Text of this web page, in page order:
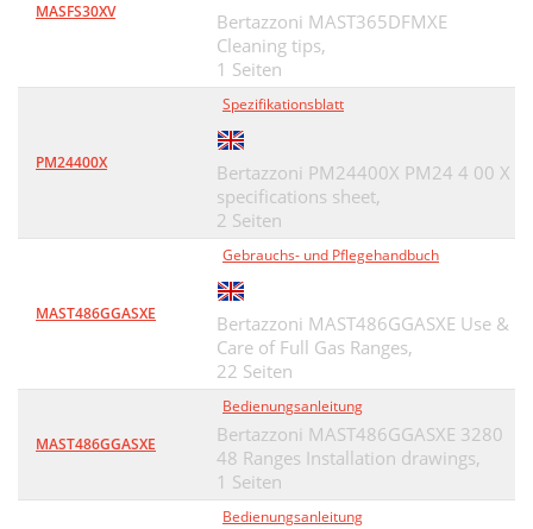
MASFS30XV
Bertazzoni MAST365DFMXE
Cleaning tips,
1 Seiten
PM24400X
Spezifikationsblatt
Bertazzoni PM24400X PM24 4 00 X
specifications sheet,
2 Seiten
MAST486GGASXE
Gebrauchs- und Pflegehandbuch
Bertazzoni MAST486GGASXE Use &
Care of Full Gas Ranges,
22 Seiten
MAST486GGASXE
Bedienungsanleitung
Bertazzoni MAST486GGASXE 3280
48 Ranges Installation drawings,
1 Seiten
Bedienungsanleitung